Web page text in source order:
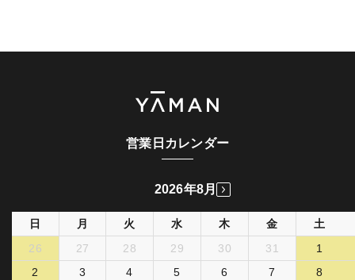
営業日カレンダー
2026年8月
日 月 火 水 木 金
土
26
27 28 29 30 31
1
2
3 4 5 6 7
8